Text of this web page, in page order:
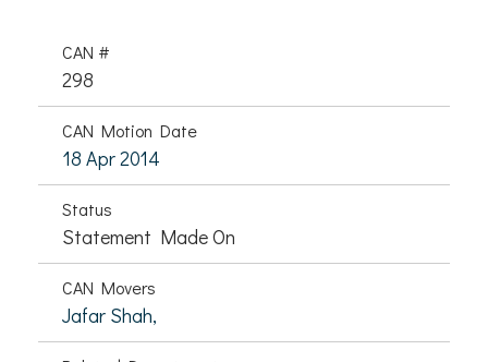
CAN #
298
CAN Motion Date
18 Apr 2014
Status
Statement Made On
CAN Movers
Jafar Shah,